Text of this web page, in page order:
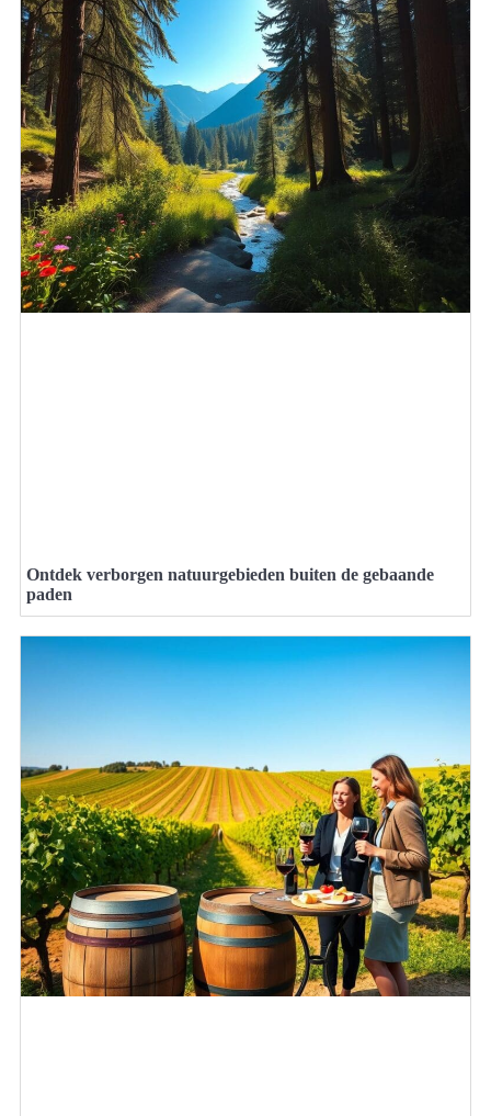
Ontdek verborgen natuurgebieden buiten de gebaande
paden